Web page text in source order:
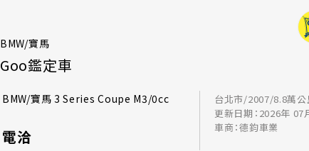
BMW/寶馬
Goo鑑定車
BMW/寶馬 3 Series Coupe M3/0cc
電洽
台北市/2007/8.8萬公
更新日期：2026年 07
車商：德鈞車業